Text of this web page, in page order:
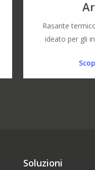
Rasante
ideato per gli
Soluzioni